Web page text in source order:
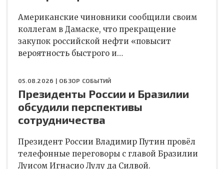
Американские чиновники сообщили своим
коллегам в Дамаске, что прекращение
закупок российской нефти «повысит
вероятность быстрого и…
05.08.2026 | ОБЗОР СОБЫТИЙ
Президенты России и Бразилии
обсудили перспективы
сотрудничества
Президент России Владимир Путин провёл
телефонные переговоры с главой Бразилии
Луисом Игнасио Лулу да Силвой.